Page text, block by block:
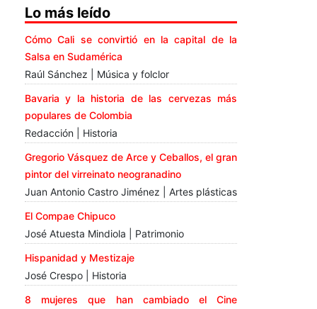
Lo más leído
Cómo Cali se convirtió en la capital de la
Salsa en Sudamérica
Raúl Sánchez | Música y folclor
Bavaria y la historia de las cervezas más
populares de Colombia
Redacción | Historia
Gregorio Vásquez de Arce y Ceballos, el gran
pintor del virreinato neogranadino
Juan Antonio Castro Jiménez | Artes plásticas
El Compae Chipuco
José Atuesta Mindiola | Patrimonio
Hispanidad y Mestizaje
José Crespo | Historia
8 mujeres que han cambiado el Cine